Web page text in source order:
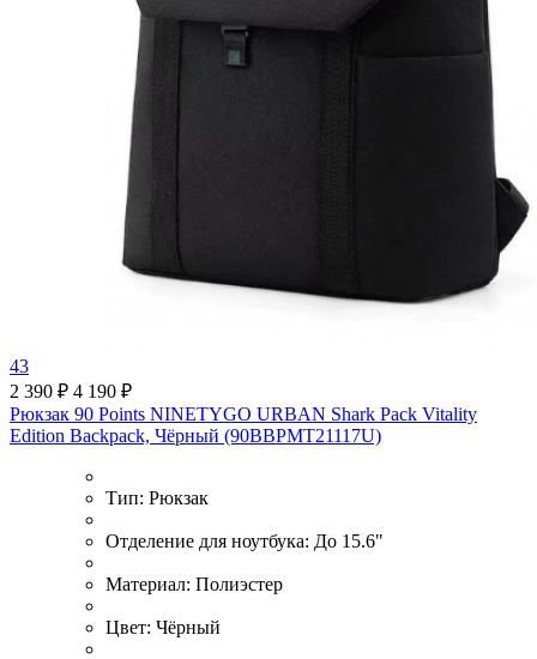
43
2 390 ₽ 4 190 ₽
Рюкзак 90 Points NINETYGO URBAN Shark Pack Vitality
Edition Backpack, Чёрный (90BBPMT21117U)
Тип: Рюкзак
Отделение для ноутбука: До 15.6"
Материал: Полиэстер
Цвет: Чёрный